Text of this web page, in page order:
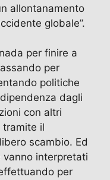
allontanamento
globale”.
per finire a
per
politiche
dagli
con altri
tramite il
scambio. Ed
vanno interpretati
per